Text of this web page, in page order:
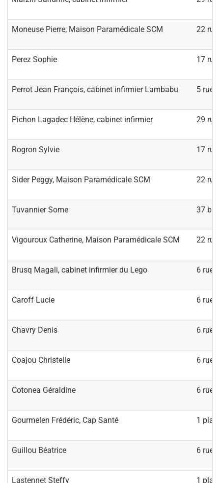
Moneuse Pierre, Maison Paramédicale SCM 22 rue
Perez Sophie 17
Perrot Jean François, cabinet infirmier Lambabu 5 rue
Pichon Lagadec Hélène, cabinet infirmier 29 rue
Rogron Sylvie 17
Sider Peggy, Maison Paramédicale SCM 22 rue
Tuvannier Some 37 bis
Vigouroux Catherine, Maison Paramédicale SCM 22 rue
Brusq Magali, cabinet infirmier du Lego 6 rue
Caroff Lucie 6 rue
Chavry Denis 6 rue
Coajou Christelle 6 rue
Cotonea Géraldine 6 rue
Gourmelen Frédéric, Cap Santé 1
Guillou Béatrice 6 rue
Lastennet Steffy 1